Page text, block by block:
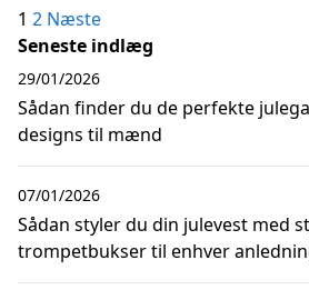
Indlægsinddeling
1 2 Næste
Seneste indlæg
Sådan finder du de perfekte
designs til mænd
29/01/2026
Sådan styler du din julevest med
trompetbukser til enhver
07/01/2026